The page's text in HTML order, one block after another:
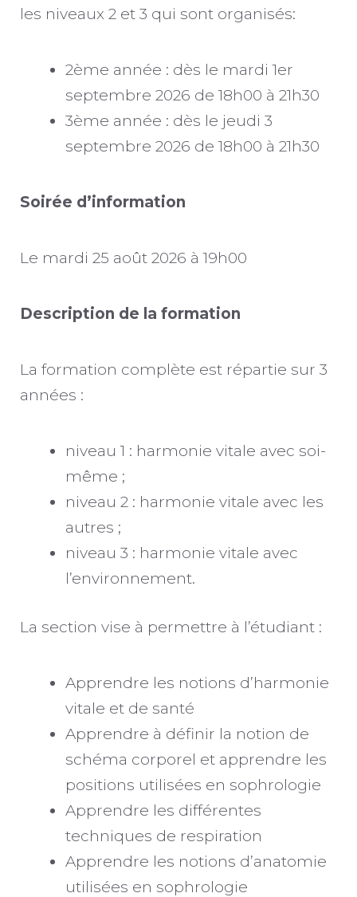
les niveaux 2 et 3 qui sont organisés:
2ème année : dès le mardi 1er
septembre 2026 de 18h00 à 21h30
3ème année : dès le jeudi 3
septembre 2026 de 18h00 à 21h30
Soirée d’information
Le mardi 25 août 2026 à 19h00
Description de la formation
La formation complète est répartie sur 3
années :
niveau 1 : harmonie vitale avec soi-
même ;
niveau 2 : harmonie vitale avec les
autres ;
niveau 3 : harmonie vitale avec
l’environnement.
La section vise à permettre à l’étudiant :
Apprendre les notions d’harmonie
vitale et de santé
Apprendre à définir la notion de
schéma corporel et apprendre les
positions utilisées en sophrologie
Apprendre les différentes
techniques de respiration
Apprendre les notions d’anatomie
utilisées en sophrologie